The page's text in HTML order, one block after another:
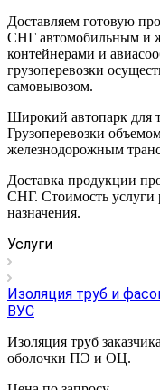
Доставляем готовую
СНГ автомобильным и
контейнерами и
грузоперевозки
самовывозом.
Широкий автопарк для
Грузоперевозки
железнодорожным
Доставка продукции
СНГ. Стоимость услуги
назначения.
Услуги
Изоляция труб и
ВУС
Изоляция труб
оболочки ПЭ и ОЦ.